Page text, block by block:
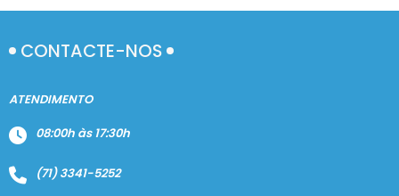
CONTACTE-NOS
ATENDIMENTO
08:00h às 17:30h
(71) 3341-5252